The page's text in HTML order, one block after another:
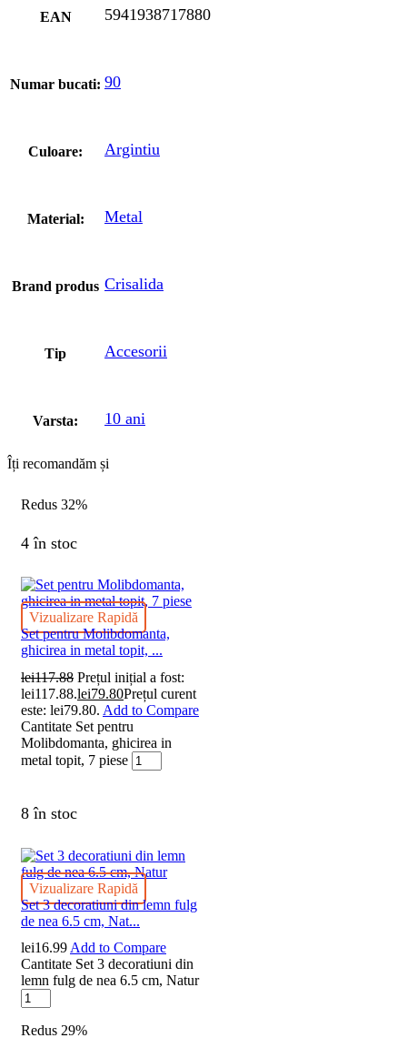
EAN 5941938717880
Numar bucati: 90
Culoare: Argintiu
Material: Metal
Brand produs Crisalida
Tip Accesorii
Varsta: 10 ani
Îți recomandăm și
Redus 32%
4 în stoc
Vizualizare Rapidă
Set pentru Molibdomanta,
ghicirea in metal topit, ...
lei117.88 Prețul inițial a fost:
lei117.88.lei79.80Prețul curent
este: lei79.80. Add to Compare
Cantitate Set pentru
Molibdomanta, ghicirea in
metal topit, 7 piese
8 în stoc
Vizualizare Rapidă
Set 3 decoratiuni din lemn fulg
de nea 6.5 cm, Nat...
lei16.99 Add to Compare
Cantitate Set 3 decoratiuni din
lemn fulg de nea 6.5 cm, Natur
Redus 29%